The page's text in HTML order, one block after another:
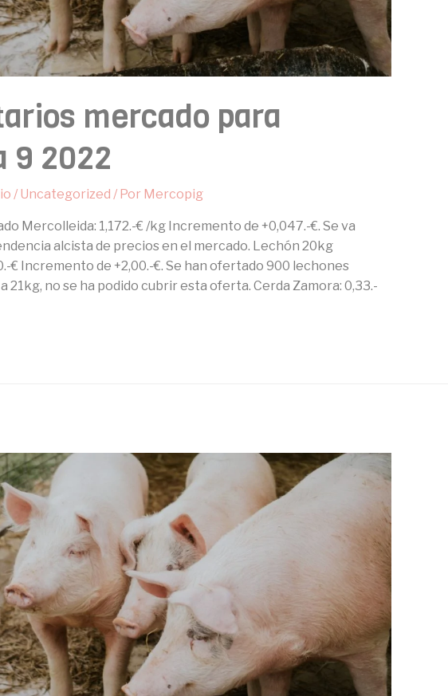
mercado para
9 2022
/ Uncategorized / Por Mercopig
Mercolleida: 1,172.-€ /kg Incremento de +0,047.-€. Se va
alcista de precios en el mercado. Lechón 20kg
€ Incremento de +2,00.-€. Se han ofertado 900 lechones
21kg, no se ha podido cubrir esta oferta. Cerda Zamora: 0,33.-